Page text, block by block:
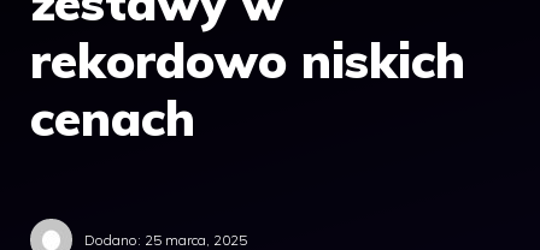
rekordowo niskich
cenach
Dodano: 25 marca, 2025